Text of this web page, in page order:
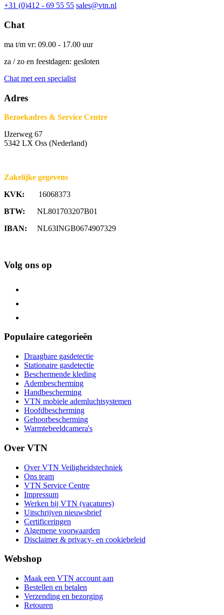
+31 (0)412 - 69 55 55 sales@vtn.nl
Chat
ma t/m vr: 09.00 - 17.00 uur
za / zo en feestdagen: gesloten
Chat met een specialist
Adres
Bezoekadres & Service Centre
IJzerweg 67
5342 LX Oss (Nederland)
Zakelijke gegevens
KVK: 16068373
BTW: NL801703207B01
IBAN: NL63INGB0674907329
Volg ons op
Populaire categorieën
Draagbare gasdetectie
Stationaire gasdetectie
Beschermende kleding
Adembescherming
Handbescherming
VTN mobiele ademluchtsystemen
Hoofdbescherming
Gehoorbescherming
Warmtebeeldcamera's
Over VTN
Over VTN Veiligheidstechniek
Ons team
VTN Service Centre
Impressum
Werken bij VTN (vacatures)
Uitschrijven nieuwsbrief
Certificeringen
Algemene voorwaarden
Disclaimer & privacy- en cookiebeleid
Webshop
Maak een VTN account aan
Bestellen en betalen
Verzending en bezorging
Retouren